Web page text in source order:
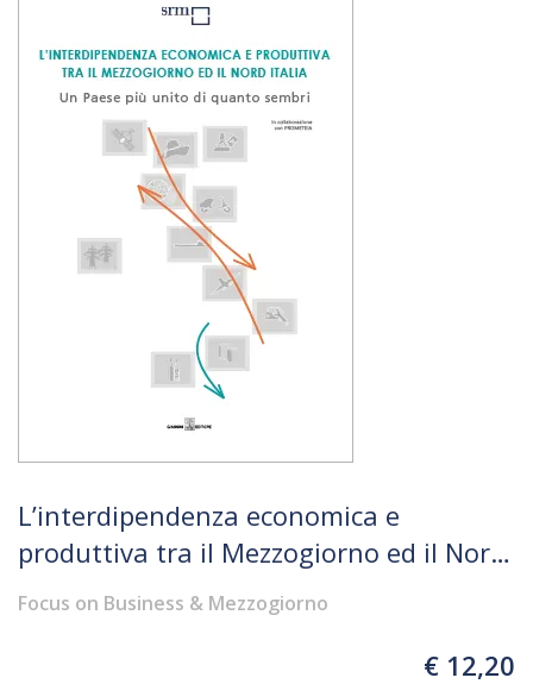
L’interdipendenza economica e
produttiva tra il Mezzogiorno ed il Nord
Italia. Un Paese più unito di quanto
Focus on Business & Mezzogiorno
€ 12,20